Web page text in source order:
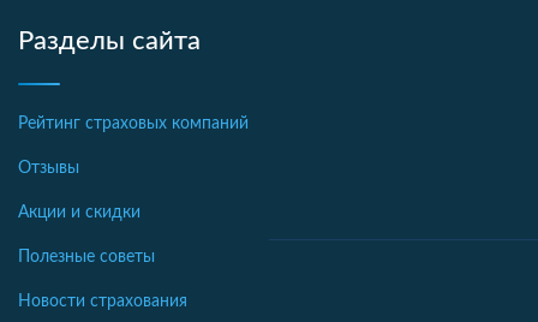
Разделы сайта
Рейтинг страховых компаний
Отзывы
Акции и скидки
Полезные советы
Новости страхования